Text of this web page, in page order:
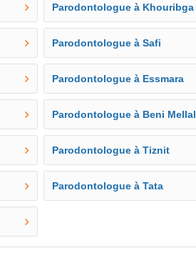
Parodontologue à Khouribga
Parodontologue à Safi
Parodontologue à Essmara
Parodontologue à Beni Mellal
Parodontologue à Tiznit
Parodontologue à Tata